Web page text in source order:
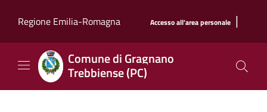
Regione Emilia-Romagna
Accesso all'area personale |
Comune di Gragnano
Trebbiense (PC)